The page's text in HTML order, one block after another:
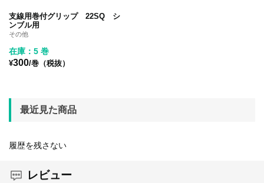
支線用巻付グリップ 22SQ シ
ンブル用
その他
在庫：5 巻
¥300/巻（税抜）
最近見た商品
履歴を残さない
レビュー